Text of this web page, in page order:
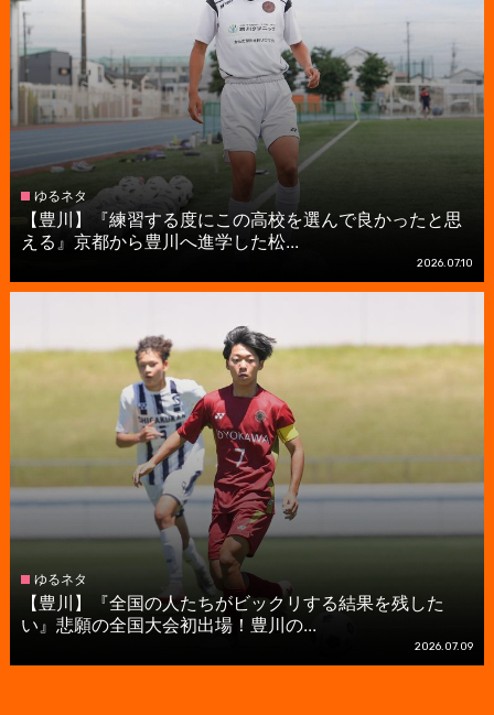
ゆるネタ
【豊川】『練習する度にこの高校を選んで良かったと思
える』京都から豊川へ進学した松...
2026.07.10
ゆるネタ
【豊川】『全国の人たちがビックリする結果を残した
い』悲願の全国大会初出場！豊川の...
2026.07.09